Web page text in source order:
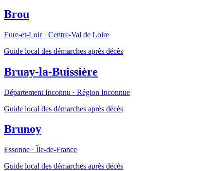
Brou
Eure-et-Loir· Centre-Val de Loire
Guide local des démarches après décès
Bruay-la-Buissière
Département Inconnu · Région Inconnue
Guide local des démarches après décès
Brunoy
Essonne · Île-de-France
Guide local des démarches après décès